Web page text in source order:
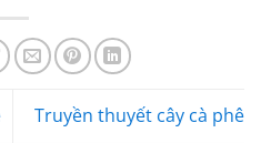
Truyền thuyết cây cà phê